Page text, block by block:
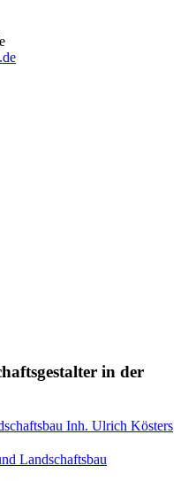
in der
Inh. Ulrich Kösters
Landschaftsbau